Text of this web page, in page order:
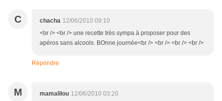
C chacha 12/06/2010 09:10
<br /> <br /> une recette très sympa à proposer pour des
apéros sans alcools. BOnne journée<br /> <br /> <br /> <br />
Répondre
M mamalilou 12/06/2010 03:20